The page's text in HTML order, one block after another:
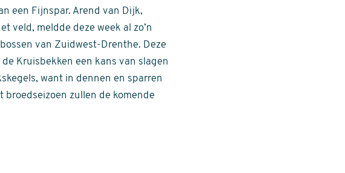
een Fijnspar. Arend van Dijk,
veld, meldde deze week al zo’n
van Zuidwest-Drenthe. Deze
Kruisbekken een kans van slagen
want in dennen en sparren
broedseizoen zullen de komende